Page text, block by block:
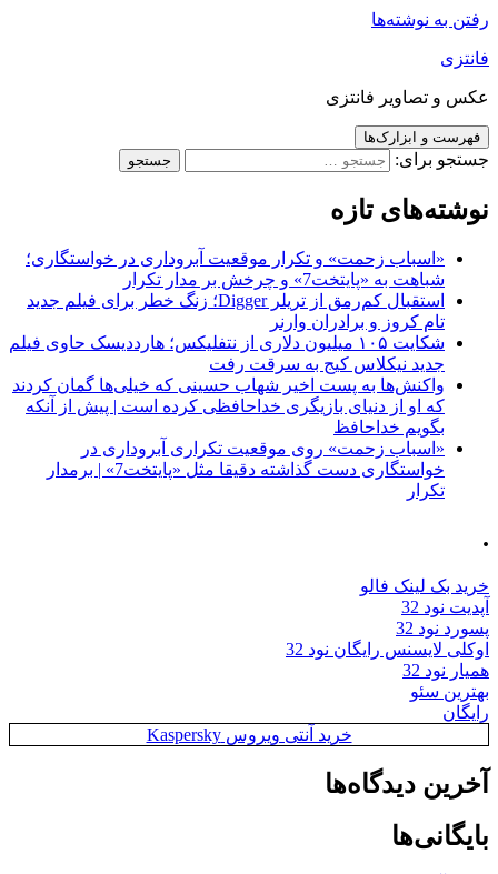
رفتن به نوشته‌ها
فانتزی
عکس و تصاویر فانتزی
فهرست و ابزارک‌ها
جستجو برای:
نوشته‌های تازه
«اسباب زحمت» و تکرار موقعیت آبروداری در خواستگاری؛
شباهت به «پایتخت7» و چرخش بر مدار تکرار
استقبال کم‌رمق از تریلر Digger؛ زنگ خطر برای فیلم جدید
تام کروز و برادران وارنر
شکایت ۱۰۵ میلیون دلاری از نتفلیکس؛ هارددیسک حاوی فیلم
جدید نیکلاس کیج به سرقت رفت
واکنش‌ها به پست اخیر شهاب حسینی که خیلی‌ها گمان کردند
که او از دنیای بازیگری خداحافظی کرده است | پیش از آنکه
بگویم خداحافظ
«اسباب زحمت» روی موقعیت تکراری آبروداری در
خواستگاری دست گذاشته دقیقا مثل «پایتخت7» | برمدار
تکرار
.
خرید بک لینک فالو
آپدیت نود 32
پسورد نود 32
اوکلی لایسنس رایگان نود 32
همیار نود 32
بهترین سئو
رایگان
خرید آنتی ویروس Kaspersky
آخرین دیدگاه‌ها
بایگانی‌ها